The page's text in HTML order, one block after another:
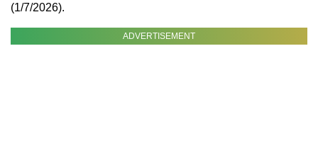
(1/7/2026).
ADVERTISEMENT